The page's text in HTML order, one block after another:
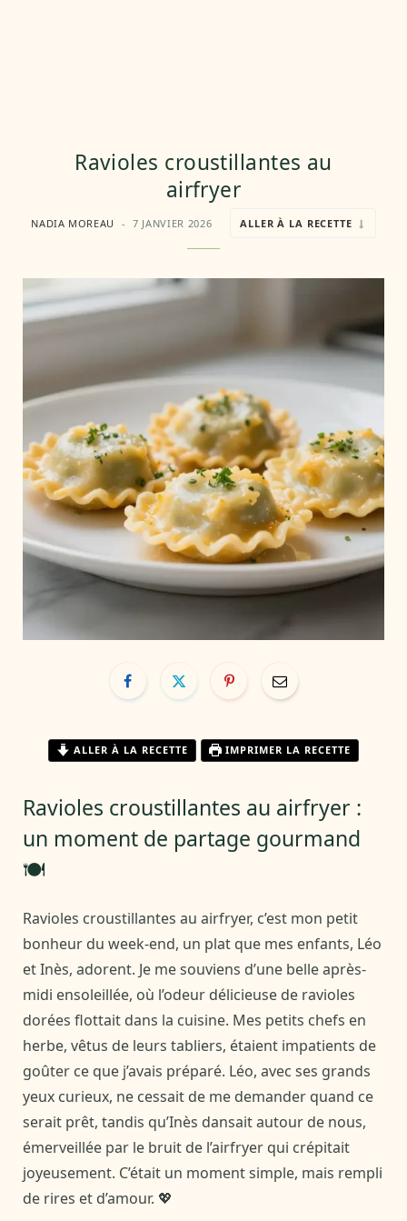
Ravioles croustillantes au
airfryer
NADIA MOREAU 7 JANVIER 2026 ALLER À LA RECETTE
ALLER À LA RECETTE IMPRIMER LA RECETTE
Ravioles croustillantes au airfryer :
un moment de partage gourmand
🍽️
Ravioles croustillantes au airfryer, c’est mon petit
bonheur du week-end, un plat que mes enfants, Léo
et Inès, adorent. Je me souviens d’une belle après-
midi ensoleillée, où l’odeur délicieuse de ravioles
dorées flottait dans la cuisine. Mes petits chefs en
herbe, vêtus de leurs tabliers, étaient impatients de
goûter ce que j’avais préparé. Léo, avec ses grands
yeux curieux, ne cessait de me demander quand ce
serait prêt, tandis qu’Inès dansait autour de nous,
émerveillée par le bruit de l’airfryer qui crépitait
joyeusement. C’était un moment simple, mais rempli
de rires et d’amour. 💖